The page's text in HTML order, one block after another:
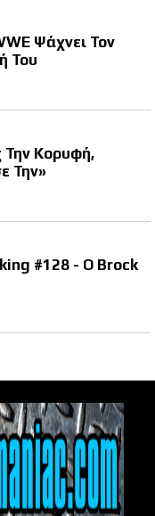
Ψάχνει Τον
Του
Την Κορυφή,
Την»
#128 - Ο Brock